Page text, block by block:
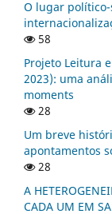
O lugar
58
Projeto Leitura
2023): uma
moments
28
Um breve
apontamentos
28
A
CADA UM EM